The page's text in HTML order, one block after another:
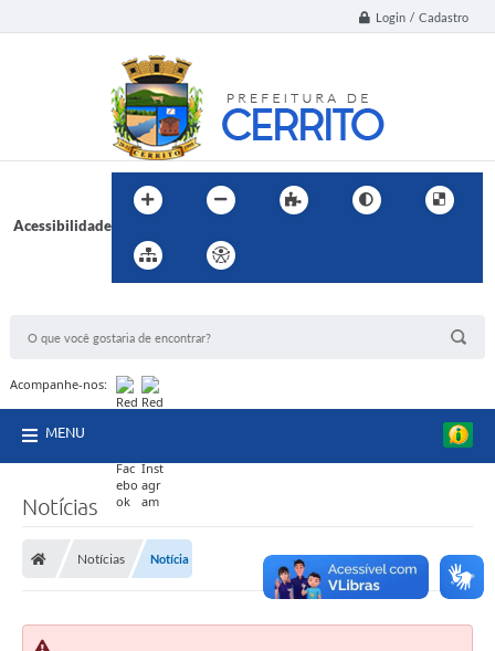
Login / Cadastro
Acessibilidade
Acompanhe-nos:
MENU
Notícias
Notícias Notícia